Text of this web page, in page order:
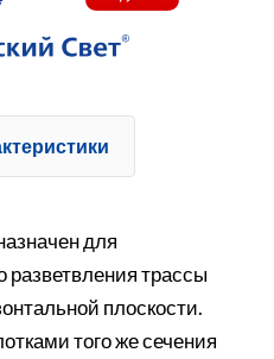
для
разветвления трассы
плоскости.
того же сечения